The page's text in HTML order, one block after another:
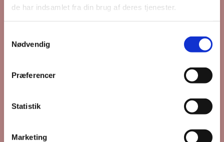
de har indsamlet fra din brug af deres tjenester.
Nødvendig
Præferencer
Statistik
Marketing
Du vil måske også kunne